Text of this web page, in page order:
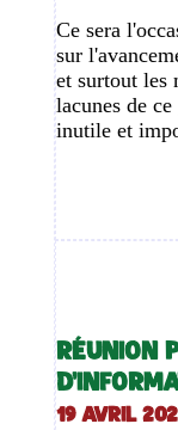
Ce sera
sur
et surtout les
lacunes de
inutile et
RÉUNION
19 AVRIL